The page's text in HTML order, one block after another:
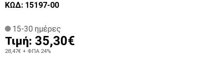
ΚΩΔ: 15197-00
15-30 ημέρες
Τιμή: 35,30€
28,47€ + ΦΠΑ 24%